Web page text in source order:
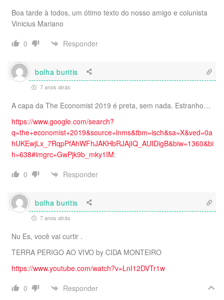
Boa tarde à todos, um ótimo texto do nosso amigo e colunista
Vinicius Mariano
0
Responder
bolha buritis
7 anos atrás
A capa da The Economist 2019 é preta, sem nada. Estranho…
https://www.google.com/search?
q=the+economist+2019&source=lnms&tbm=isch&sa=X&ved=0a
hUKEwjLx_7RqpPfAhWFhJAKHbRJAjIQ_AUIDigB&biw=1360&bi
h=638#imgrc=GwPjk9b_mky1IM:
0
Responder
bolha buritis
7 anos atrás
Nu Es, você vai curtir .
TERRA PERIGO AO VIVO by CIDA MONTEIRO
https://www.youtube.com/watch?v=LnI12DVTr1w
0
Responder